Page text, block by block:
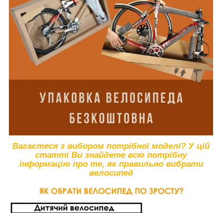
Вагаєтеся з вибором потрібної моделі? У цій
статті Ви знайдете всю потрібну
інформацію про те, як правильно вибрати
велосипед